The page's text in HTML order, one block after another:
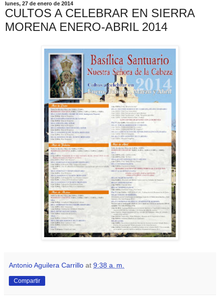
lunes, 27 de enero de 2014
CULTOS A CELEBRAR EN SIERRA
MORENA ENERO-ABRIL 2014
Antonio Aguilera Carrillo at 9:38 a. m.
Compartir